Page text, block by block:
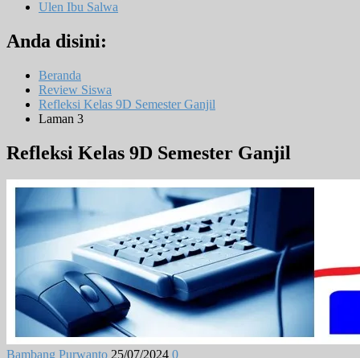
Ulen Ibu Salwa
Anda disini:
Beranda
Review Siswa
Refleksi Kelas 9D Semester Ganjil
Laman 3
Refleksi Kelas 9D Semester Ganjil
Bambang Purwanto 25/07/2024 0